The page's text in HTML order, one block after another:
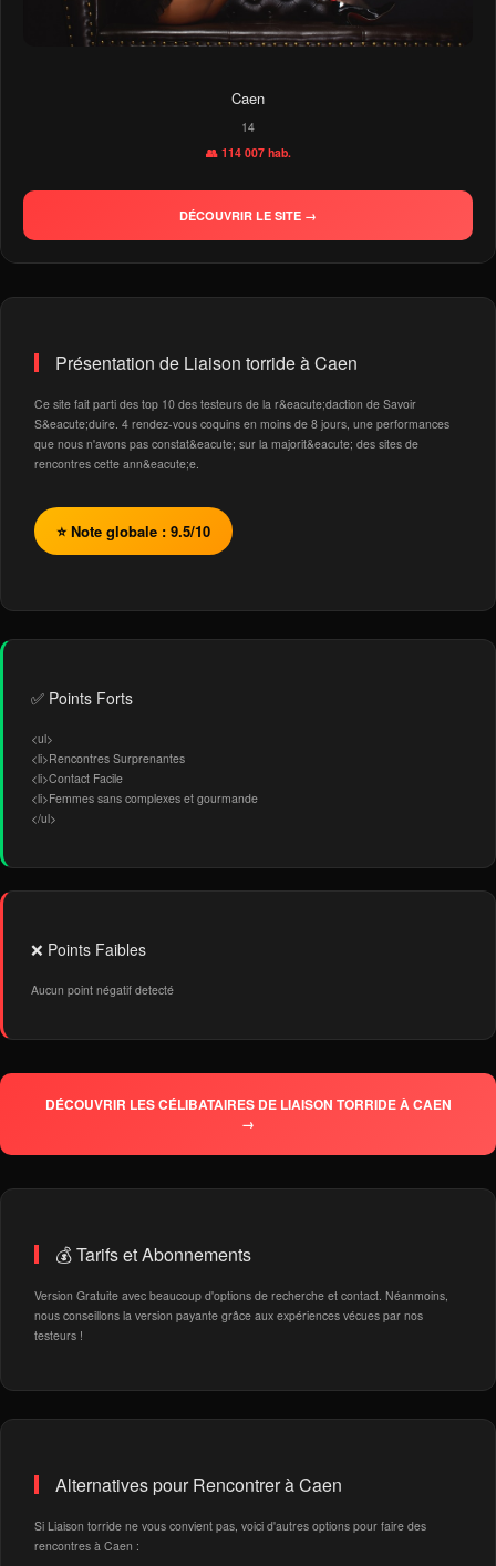
Caen
14
👥 114 007 hab.
DÉCOUVRIR LE SITE →
Présentation de Liaison torride à Caen
Ce site fait parti des top 10 des testeurs de la r&eacute;daction de Savoir
S&eacute;duire. 4 rendez-vous coquins en moins de 8 jours, une performances
que nous n'avons pas constat&eacute; sur la majorit&eacute; des sites de
rencontres cette ann&eacute;e.
⭐ Note globale : 9.5/10
✅ Points Forts
<ul>
<li>Rencontres Surprenantes
<li>Contact Facile
<li>Femmes sans complexes et gourmande
</ul>
❌ Points Faibles
Aucun point négatif detecté
DÉCOUVRIR LES CÉLIBATAIRES DE LIAISON TORRIDE À CAEN
→
💰 Tarifs et Abonnements
Version Gratuite avec beaucoup d'options de recherche et contact. Néanmoins,
nous conseillons la version payante grâce aux expériences vécues par nos
testeurs !
Alternatives pour Rencontrer à Caen
Si Liaison torride ne vous convient pas, voici d'autres options pour faire des
rencontres à Caen :